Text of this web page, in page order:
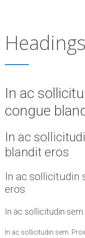
Headings
In ac
congue
In ac
blandit eros
In ac sollicitudin
eros
In ac sollicitudin
In ac sollicitudin sem.